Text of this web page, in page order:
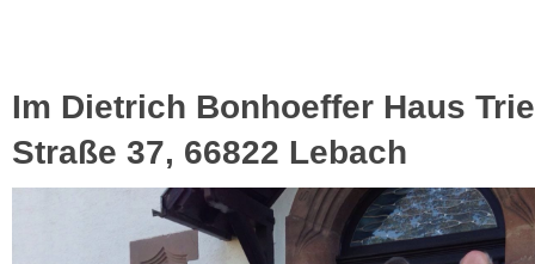
Im Dietrich Bonhoeffer Haus
Straße 37, 66822 Lebach